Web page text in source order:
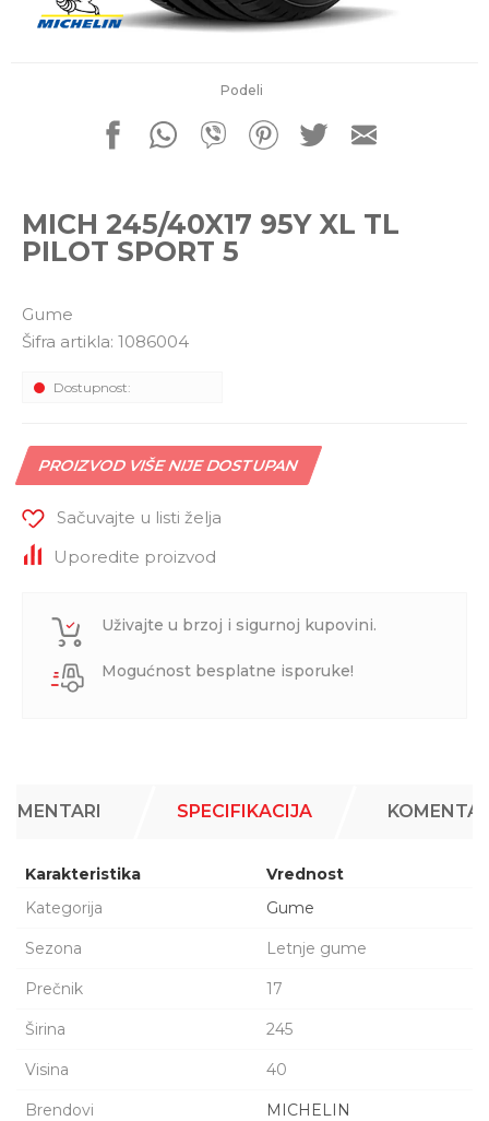
Podeli
MICH 245/40X17 95Y XL TL
PILOT SPORT 5
Gume
Šifra artikla: 1086004
Dostupnost:
PROIZVOD VIŠE NIJE DOSTUPAN
Sačuvajte u listi želja
Uporedite proizvod
Uživajte u brzoj i sigurnoj kupovini.
Mogućnost besplatne isporuke!
Radno vreme
Pišite nam
office@kitcommerce.rs
SPECIFIKACIJA
Karakteristika
Vrednost
Kategorija
Gume
Sezona Letnje gume
Prečnik 17
Širina 245
Visina 40
Brendovi MICHELIN